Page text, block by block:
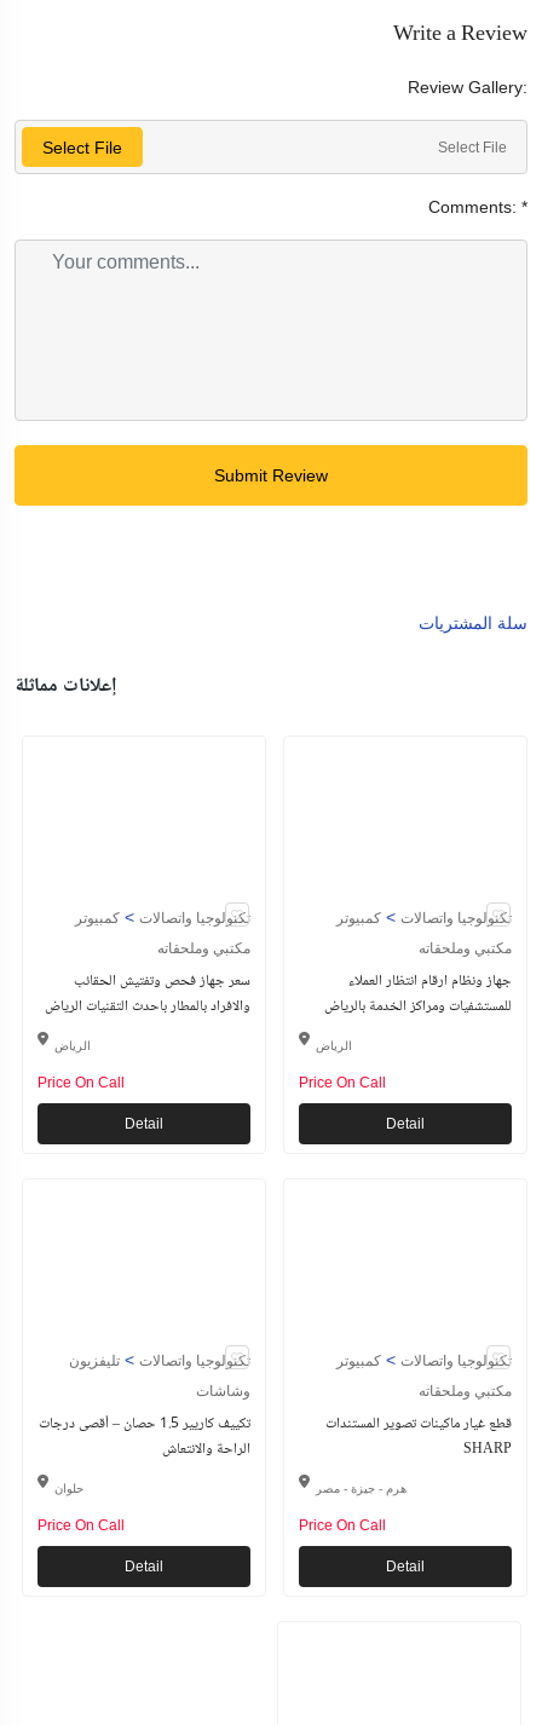
Write a Review
Review Gallery:
Select File Select File
Comments: *
Submit Review
سلة المشتريات
إعلانات مماثلة
تكنولوجيا واتصالات > كمبيوتر
مكتبي وملحقاته
سعر جهاز فحص وتفتيش الحقائب
والافراد بالمطار باحدث التقنيات الرياض
الرياض
Price On Call
Detail
تكنولوجيا واتصالات > كمبيوتر
مكتبي وملحقاته
جهاز ونظام ارقام انتظار العملاء
للمستشفيات ومراكز الخدمة بالرياض
الرياض
Price On Call
Detail
تكنولوجيا واتصالات > تليفزيون
وشاشات
تكييف كاريير 1.5 حصان – أقصى درجات
الراحة والانتعاش
حلوان
Price On Call
Detail
تكنولوجيا واتصالات > كمبيوتر
مكتبي وملحقاته
قطع غيار ماكينات تصوير المستندات
SHARP
هرم - جيزة - مصر
Price On Call
Detail